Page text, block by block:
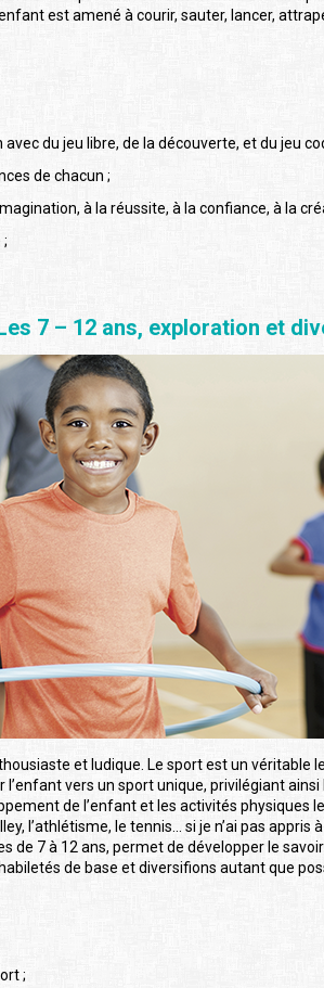
est amené à courir, sauter, lancer,
du jeu libre, de la découverte, et du jeu
de chacun ;
à la réussite, à la confiance, à la
Les 7 – 12 ans, exploration et
et ludique. Le sport est un véritable
l’enfant vers un sport unique, privilégiant
de l’enfant et les activités
l’athlétisme, le tennis… si je n’ai pas
de 7 à 12 ans, permet de développer le
de base et diversifions autant que
;